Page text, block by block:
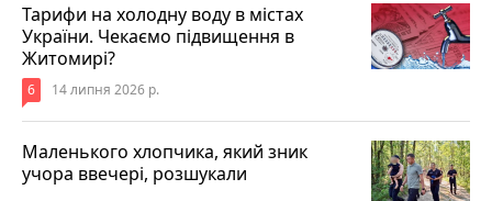
Тарифи на холодну воду в містах
України. Чекаємо підвищення в
Житомирі?
6 14 липня 2026 р.
Маленького хлопчика, який зник
учора ввечері, розшукали